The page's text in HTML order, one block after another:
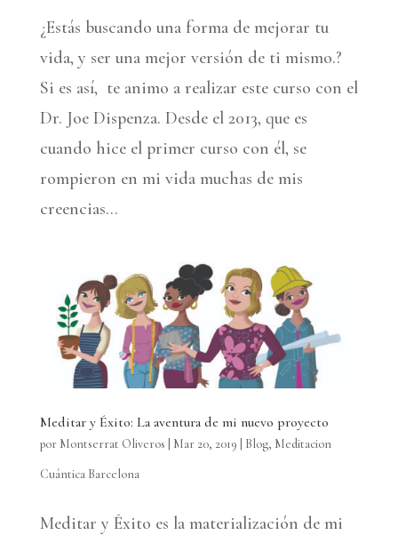
¿Estás buscando una forma de mejorar tu
vida, y ser una mejor versión de ti mismo.?
Si es así, te animo a realizar este curso con el
Dr. Joe Dispenza. Desde el 2013, que es
cuando hice el primer curso con él, se
rompieron en mi vida muchas de mis
creencias...
Meditar y Éxito: La aventura de mi nuevo proyecto
por Montserrat Oliveros Mar 20, 2019 Blog, Meditacion
Cuántica Barcelona
Meditar y Éxito es la materialización de mi